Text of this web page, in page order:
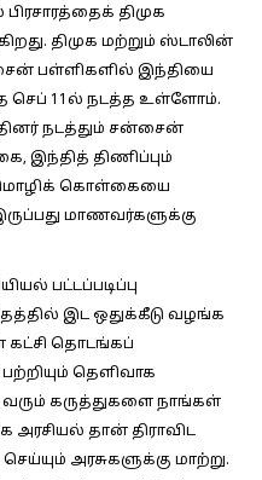
திமுக
திமுக மற்றும் ஸ்டாலின்
பள்ளிகளில் இந்தியை
செப் 11ல் நடத்த உள்ளோம்.
நடத்தும் சன்சைன்
இந்தித் திணிப்பும்
கொள்கையை
மாணவர்களுக்கு
பட்டப்படிப்பு
இட ஒதுக்கீடு வழங்க
கட்சி தொடங்கப்
தெளிவாக
வரும் கருத்துகளை நாங்கள்
தான் திராவிட
அரசுகளுக்கு மாற்று.